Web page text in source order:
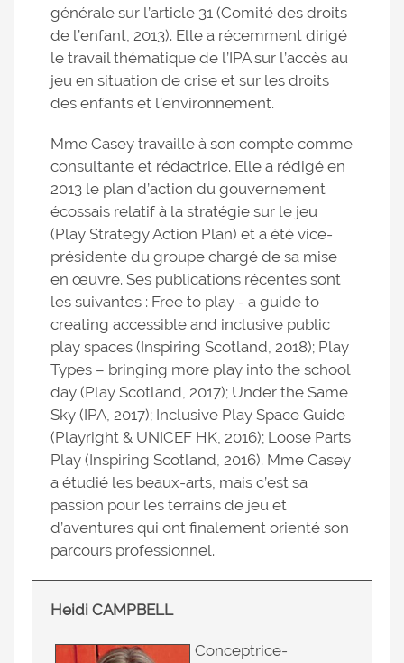
générale sur l’article 31 (Comité des droits
de l’enfant, 2013). Elle a récemment dirigé
le travail thématique de l’IPA sur l’accès au
jeu en situation de crise et sur les droits
des enfants et l’environnement.
Mme Casey travaille à son compte comme
consultante et rédactrice. Elle a rédigé en
2013 le plan d’action du gouvernement
écossais relatif à la stratégie sur le jeu
(Play Strategy Action Plan) et a été vice-
présidente du groupe chargé de sa mise
en œuvre. Ses publications récentes sont
les suivantes : Free to play - a guide to
creating accessible and inclusive public
play spaces (Inspiring Scotland, 2018); Play
Types – bringing more play into the school
day (Play Scotland, 2017); Under the Same
Sky (IPA, 2017); Inclusive Play Space Guide
(Playright & UNICEF HK, 2016); Loose Parts
Play (Inspiring Scotland, 2016). Mme Casey
a étudié les beaux-arts, mais c’est sa
passion pour les terrains de jeu et
d’aventures qui ont finalement orienté son
parcours professionnel.
Heidi CAMPBELL
Conceptrice-